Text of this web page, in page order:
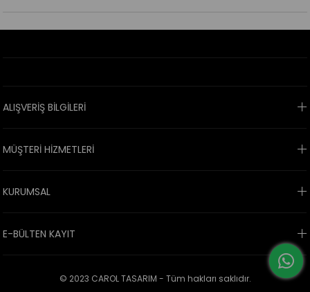
ALIŞVERİŞ BİLGİLERİ
MÜŞTERİ HİZMETLERİ
KURUMSAL
E-BÜLTEN KAYIT
© 2023 CAROL TASARIM - Tüm hakları saklıdır.